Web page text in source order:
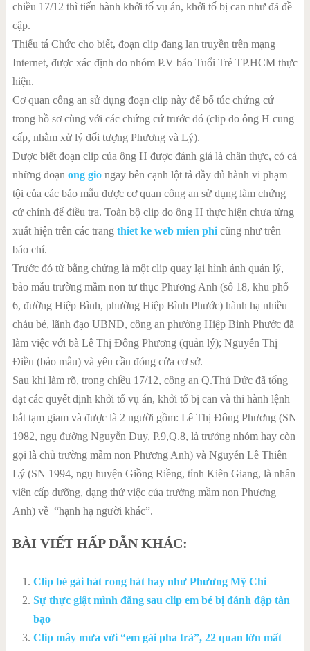
chiều 17/12 thì tiến hành khởi tố vụ án, khởi tố bị can như đã đề
cập.
Thiếu tá Chức cho biết, đoạn clip đang lan truyền trên mạng
Internet, được xác định do nhóm P.V báo Tuổi Trẻ TP.HCM thực
hiện.
Cơ quan công an sử dụng đoạn clip này để bổ túc chứng cứ
trong hồ sơ cùng với các chứng cứ trước đó (clip do ông H cung
cấp, nhằm xử lý đối tượng Phương và Lý).
Được biết đoạn clip của ông H được đánh giá là chân thực, có cả
những đoạn ong giongay bên cạnh lột tả đầy đủ hành vi phạm
tội của các bảo mẫu được cơ quan công an sử dụng làm chứng
cứ chính để điều tra. Toàn bộ clip do ông H thực hiện chưa từng
xuất hiện trên các trang thiet ke web mien phicũng như trên
báo chí.
Trước đó từ bằng chứng là một clip quay lại hình ảnh quản lý,
bảo mẫu trường mầm non tư thục Phương Anh (số 18, khu phố
6, đường Hiệp Bình, phường Hiệp Bình Phước) hành hạ nhiều
cháu bé, lãnh đạo UBND, công an phường Hiệp Bình Phước đã
làm việc với bà Lê Thị Đông Phương (quản lý); Nguyễn Thị
Điều (bảo mẫu) và yêu cầu đóng cửa cơ sở.
Sau khi làm rõ, trong chiều 17/12, công an Q.Thủ Đức đã tống
đạt các quyết định khởi tố vụ án, khởi tố bị can và thi hành lệnh
bắt tạm giam và được là 2 người gồm: Lê Thị Đông Phương (SN
1982, ngụ đường Nguyễn Duy, P.9,Q.8, là trưởng nhóm hay còn
gọi là chủ trường mầm non Phương Anh) và Nguyễn Lê Thiên
Lý (SN 1994, ngụ huyện Giồng Riềng, tỉnh Kiên Giang, là nhân
viên cấp dưỡng, dạng thử việc của trường mầm non Phương
Anh) về “hạnh hạ người khác”.
BÀI VIẾT HẤP DẪN KHÁC:
Clip bé gái hát rong hát hay như Phương Mỹ Chi
Sự thực giật mình đằng sau clip em bé bị đánh đập tàn
bạo
Clip mây mưa với “em gái pha trà”, 22 quan lớn mất